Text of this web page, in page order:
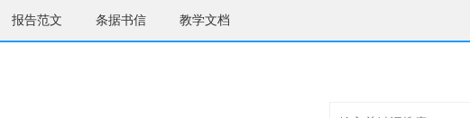
报告范文 条据书信 教学文档